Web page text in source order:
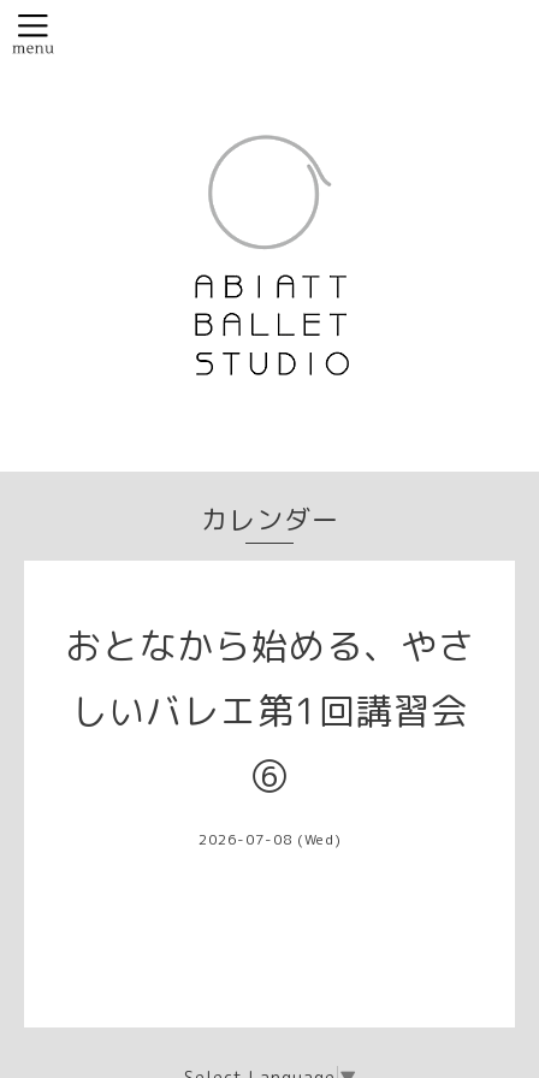
カレンダー
おとなから始める、やさ
しいバレエ第1回講習会
⑥
2026-07-08 (Wed)